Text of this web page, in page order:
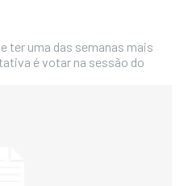
ter uma das semanas mais
é votar na sessão do